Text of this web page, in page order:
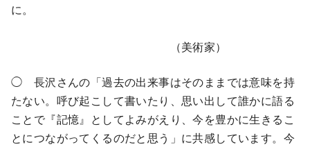
に。
（美術家）
◯ 長沢さんの「過去の出来事はそのままでは意味を持
たない。呼び起こして書いたり、思い出して誰かに語る
ことで『記憶』としてよみがえり、今を豊かに生きるこ
とにつながってくるのだと思う」に共感しています。今